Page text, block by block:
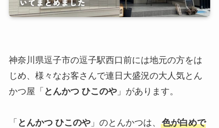
神奈川県逗子市の逗子駅西口前には地元の方をは
じめ、様々なお客さんで連日大盛況の大人気とん
かつ屋「 とんかつ ひこのや」があります。
「 とんかつ ひこのや」のとんかつは、 色が白めで